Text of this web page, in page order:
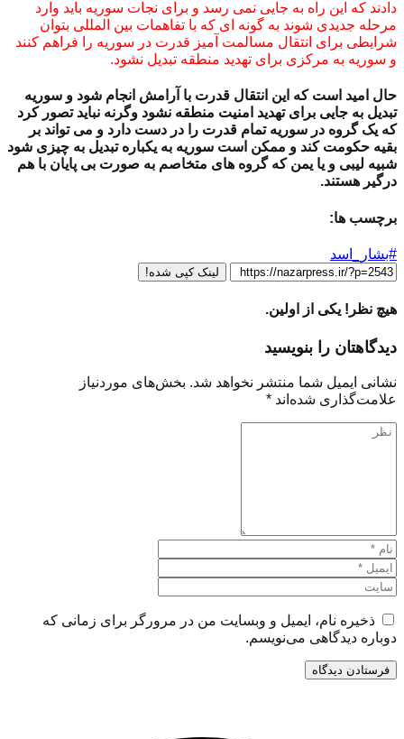
دادند که این راه به جایی نمی رسد و برای نجات سوریه باید وارد
مرحله جدیدی شوند به گونه ای که با تفاهمات بین المللی بتوان
شرایطی برای انتقال مسالمت آمیز قدرت در سوریه را فراهم کنند
و سوریه به مرکزی برای تهدید منطقه تبدیل نشود.
حال امید است که این انتقال قدرت با آرامش انجام شود و سوریه
تبدیل به جایی برای تهدید امنیت منطقه نشود وگرنه نباید تصور کرد
که یک گروه در سوریه تمام قدرت را در دست دارد و می تواند بر
بقیه حکومت کند و ممکن است سوریه به یکباره تبدیل به چیزی شود
شبیه لیبی و یا یمن که گروه های متخاصم به صورت بی پایان با هم
درگیر هستند.
برچسب ها:
#بشار_اسد
لینک کپی شده!
هیچ نظر! یکی از اولین.
دیدگاهتان را بنویسید
نشانی ایمیل شما منتشر نخواهد شد. بخش‌های موردنیاز
علامت‌گذاری شده‌اند *
ذخیره نام، ایمیل و وبسایت من در مرورگر برای زمانی که
دوباره دیدگاهی می‌نویسم.